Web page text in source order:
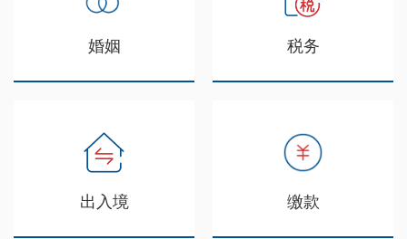
婚姻 税务
出入境 缴款